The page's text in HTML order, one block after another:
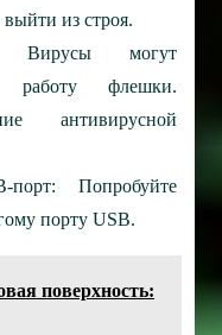
из строя.
Вирусы могут
работу флешки.
антивирусной
порт: Попробуйте
порту USB.
поверхность: